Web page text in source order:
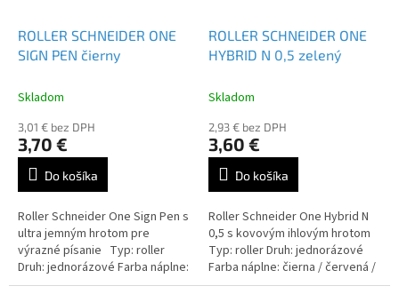
ROLLER SCHNEIDER ONE
SIGN PEN čierny
Skladom
3,01 € bez DPH
3,70 €
Do košíka
Roller Schneider One Sign Pen s
ultra jemným hrotom pre
výrazné písanie Typ: roller
Druh: jednorázové Farba náplne:
čierna / červená / modrá /
ROLLER SCHNEIDER ONE
HYBRID N 0,5 zelený
Skladom
2,93 € bez DPH
3,60 €
Do košíka
Roller Schneider One Hybrid N
0,5 s kovovým ihlovým hrotom
Typ: roller Druh: jednorázové
Farba náplne: čierna / červená /
modrá / zelená / lilac